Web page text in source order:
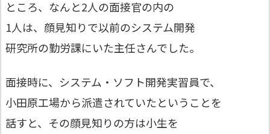
ところ、なんと2人の面接官の内の
1人は、顔見知りで以前のシステム開発
研究所の勤労課にいた主任さんでした。
面接時に、システム・ソフト開発実習員で、
小田原工場から派遣されていたということを
話すと、その顔見知りの方は小生を